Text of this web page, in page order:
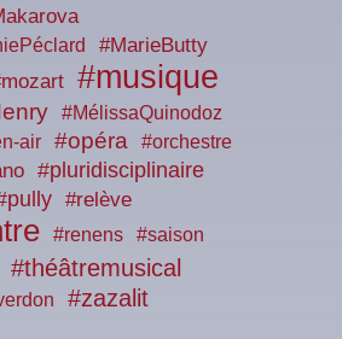
#MarieButty
#musique
#MélissaQuinodoz
air #opéra
#orchestre
#pluridisciplinaire
#relève
#renens #saison
#théâtremusical
#zazalit